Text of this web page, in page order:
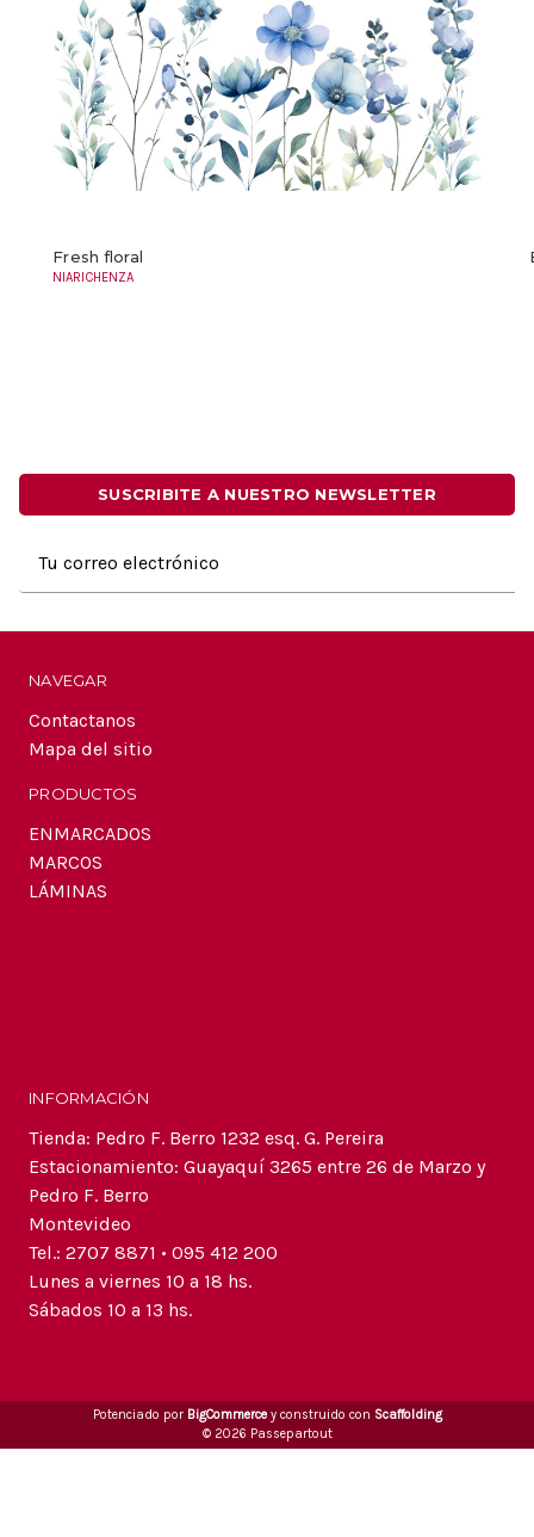
Fresh floral
NIARICHENZA
SUSCRIBITE A NUESTRO NEWSLETTER
electrónico
NAVEGAR
Contactanos
Mapa del sitio
PRODUCTOS
ENMARCADOS
MARCOS
LÁMINAS
INFORMACIÓN
Tienda: Pedro F. Berro 1232 esq. G. Pereira
Estacionamiento: Guayaquí 3265 entre 26 de Marzo y
Pedro F. Berro
Montevideo
Tel.: 2707 8871 • 095 412 200
Lunes a viernes 10 a 18 hs.
Sábados 10 a 13 hs.
Potenciado por BigCommercey construido con Scaffolding
© 2026 Passepartout